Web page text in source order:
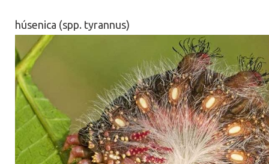
húsenica (spp. tyrannus)